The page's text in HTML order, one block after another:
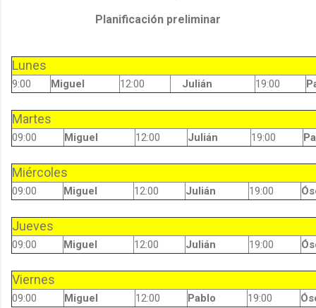
Planificación preliminar
Lunes
9:00 Miguel 12:00 Julián 19:00
Martes
09:00 Miguel 12:00 Julián 19:00
Miércoles
09:00 Miguel 12:00 Julián 19:00
Jueves
09:00 Miguel 12:00 Julián 19:00
Viernes
09:00 Miguel 12:00 Pablo 19:00